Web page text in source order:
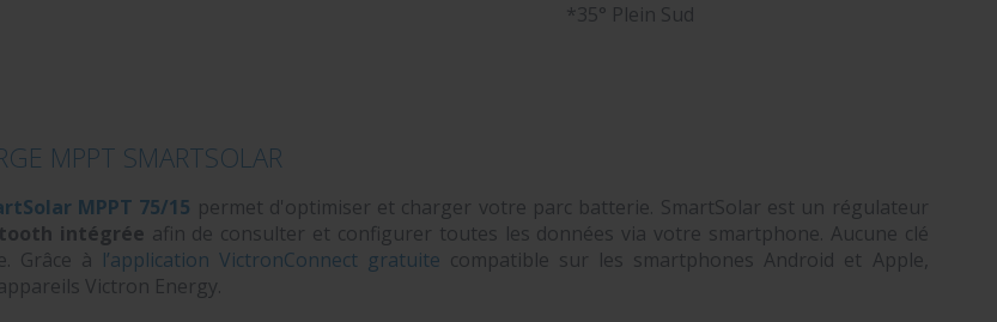
*35° Plein Sud
MPPT SMARTSOLAR
MPPT 75/15 permet d'optimiser et charger votre parc batterie. SmartSolar est un régulateur
intégrée afin de consulter et configurer toutes les données via votre smartphone. Aucune clé
Grâce à l’application VictronConnect gratuite compatible sur les smartphones Android et Apple,
Victron Energy.